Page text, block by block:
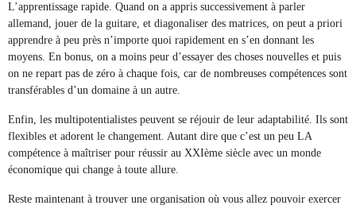
L’apprentissage rapide. Quand on a appris successivement à parler
allemand, jouer de la guitare, et diagonaliser des matrices, on peut a priori
apprendre à peu près n’importe quoi rapidement en s’en donnant les
moyens. En bonus, on a moins peur d’essayer des choses nouvelles et puis
on ne repart pas de zéro à chaque fois, car de nombreuses compétences sont
transférables d’un domaine à un autre.
Enfin, les multipotentialistes peuvent se réjouir de leur adaptabilité. Ils sont
flexibles et adorent le changement. Autant dire que c’est un peu LA
compétence à maîtriser pour réussir au XXIème siècle avec un monde
économique qui change à toute allure.
Reste maintenant à trouver une organisation où vous allez pouvoir exercer